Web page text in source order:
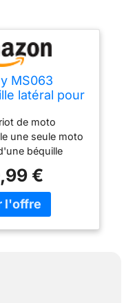
MS063
latéral pour
de moto
une seule moto
béquille
ne dépasse pas
Déplacer
dans votre
en acier
€